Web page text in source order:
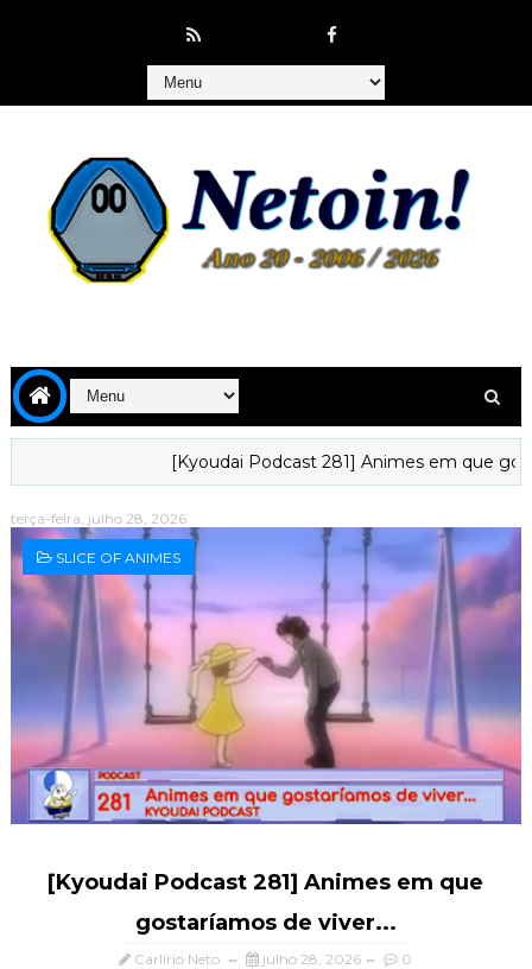
[Kyoudai Podcast 281] Animes em que
terça-feira, julho 28, 2026
SLICE OF ANIMES
[Kyoudai Podcast 281] Animes em que
gostaríamos de viver...
Carlírio Neto julho 28, 2026 0